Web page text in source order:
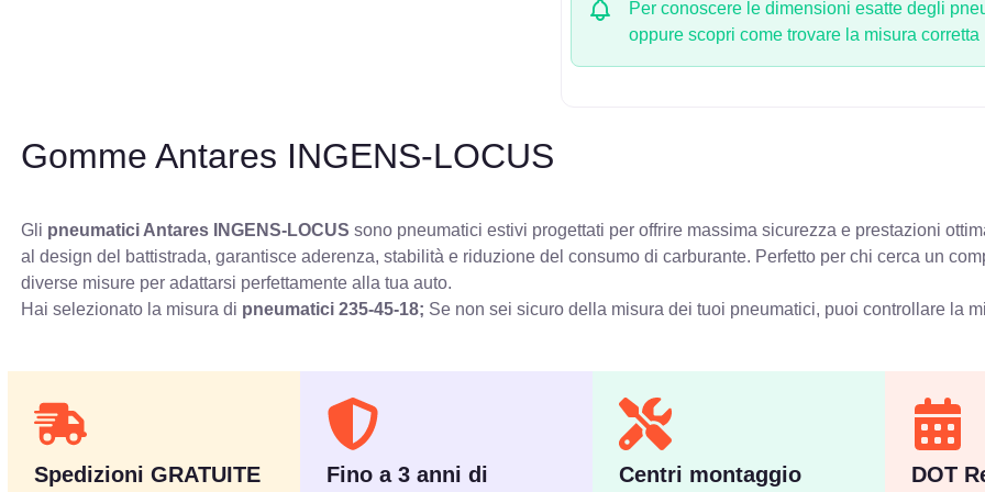
Per conoscere le dimensioni esatte degli
oppure scopri come trovare la misura
Gomme Antares INGENS-LOCUS
Gli pneumatici Antares INGENS-LOCUS sono pneumatici estivi progettati per offrire massima sicurezza e prestazioni
al design del battistrada, garantisce aderenza, stabilità e riduzione del consumo di carburante. Perfetto per chi cerca un
diverse misure per adattarsi perfettamente alla tua auto.
Hai selezionato la misura di pneumatici235-45-18; Se non sei sicuro della misura dei tuoi pneumatici, puoi controllare la
Spedizioni GRATUITE Fino a 3 anni di Centri montaggio DOT